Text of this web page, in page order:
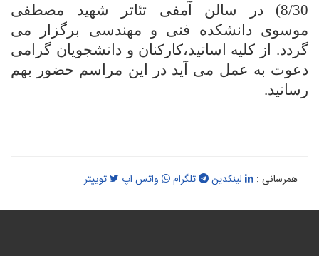
8/30) در سالن آمفی تئاتر شهید مصطفی
دانشکده فنی و مهندسی برگزار می
از کلیه اساتید،کارکنان و دانشجویان گرامی
به عمل می آید در این مراسم حضور بهم
همرسانی : لینکدین تلگرام واتس اپ توییتر